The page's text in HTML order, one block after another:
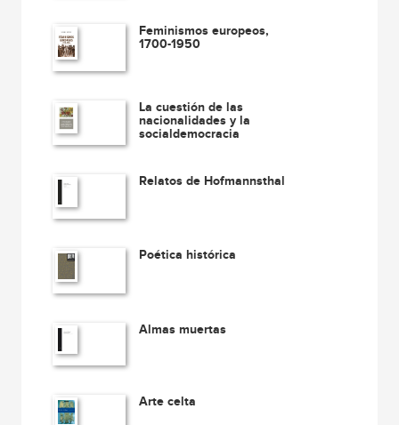
Feminismos europeos,
1700-1950
La cuestión de las
nacionalidades y la
socialdemocracia
Relatos de Hofmannsthal
Poética histórica
Almas muertas
Arte celta